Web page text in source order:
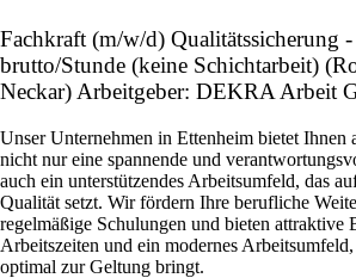
Fachkraft (m/w/d) Qualitätssicherung
brutto/Stunde (keine Schichtarbeit)
Neckar) Arbeitgeber: DEKRA Arbeit
Unser Unternehmen in Ettenheim bietet Ihnen
nicht nur eine spannende und
auch ein unterstützendes Arbeitsumfeld, das
Qualität setzt. Wir fördern Ihre berufliche
regelmäßige Schulungen und bieten attraktive
Arbeitszeiten und ein modernes
optimal zur Geltung bringt.